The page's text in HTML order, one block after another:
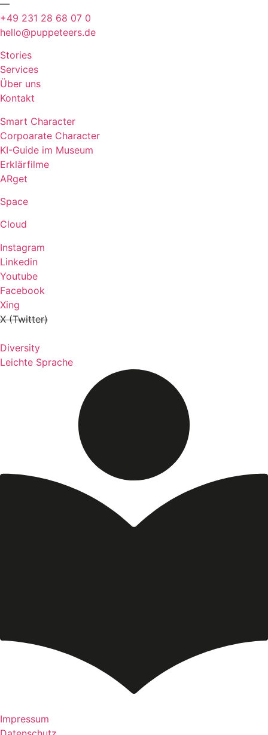
—
+49 231 28 68 07 0
hello@puppeteers.de
Stories
Services
Über uns
Kontakt
Smart Character
Corpoarate Character
KI-Guide im Museum
Erklärfilme
ARget
Space
Cloud
Instagram
Linkedin
Youtube
Facebook
Xing
X (Twitter)
Diversity
Leichte Sprache
Impressum